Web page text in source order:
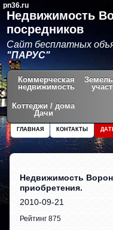
pn36.ru
Недвижимость
посредников
Сайт бесплатных
"ПАРУС"
Коммерческая
недвижимость
Коттеджи / дома
Дачи
КОНТАКТЫ
ГЛАВНАЯ
Недвижимость
приобретения.
2010-09-21
Рейтинг 875